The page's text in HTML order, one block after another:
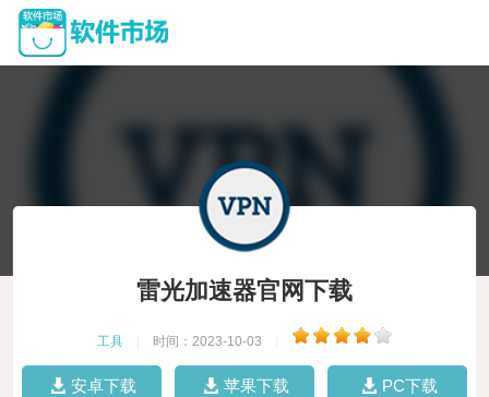
雷光加速器官网下载
工具 时间：2023-10-03
安卓下载 苹果下载 PC下载